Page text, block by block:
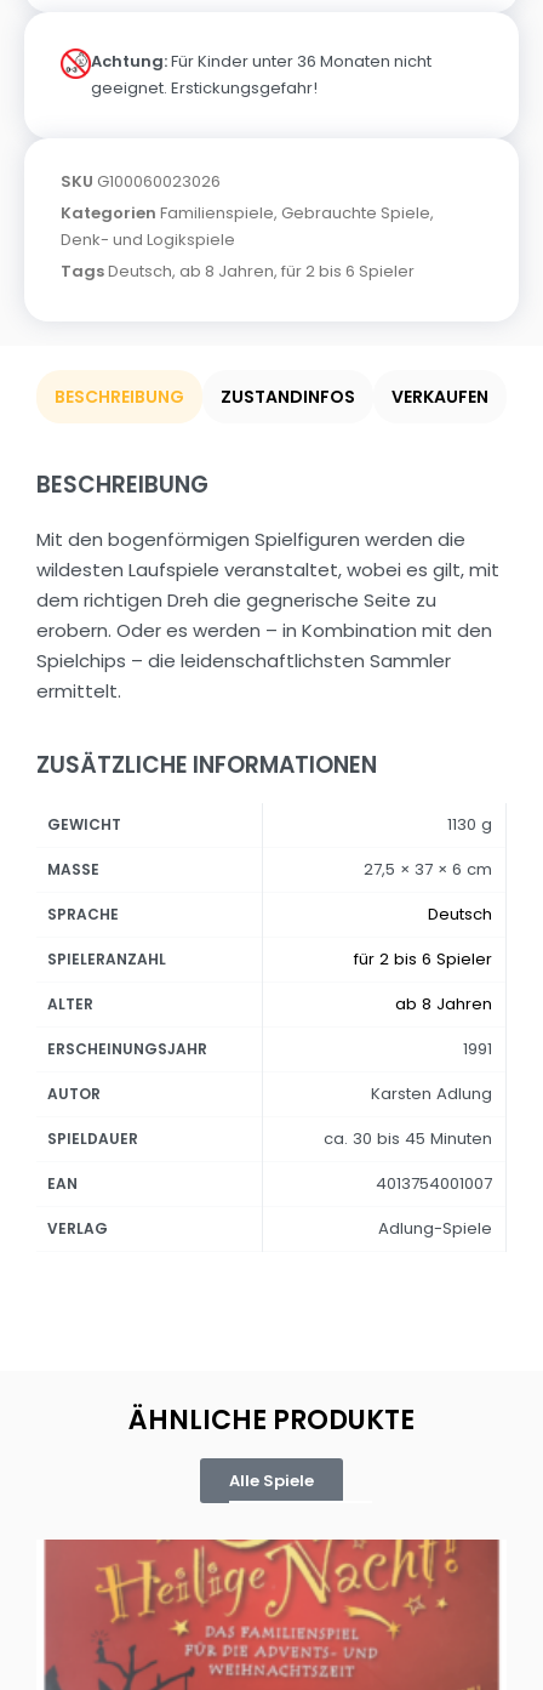
Achtung:Für Kinder unter 36 Monaten nicht
geeignet. Erstickungsgefahr!
SKU G100060023026
Kategorien Familienspiele, Gebrauchte Spiele,
Denk- und Logikspiele
TagsDeutsch, ab 8 Jahren, für 2 bis 6 Spieler
BESCHREIBUNG ZUSTANDINFOS VERKAUFEN
BESCHREIBUNG
Mit den bogenförmigen Spielfiguren werden die
wildesten Laufspiele veranstaltet, wobei es gilt, mit
dem richtigen Dreh die gegnerische Seite zu
erobern. Oder es werden – in Kombination mit den
Spielchips – die leidenschaftlichsten Sammler
ermittelt.
ZUSÄTZLICHE INFORMATIONEN
GEWICHT 1130 g
MASSE 27,5 × 37 × 6 cm
SPRACHE Deutsch
SPIELERANZAHL für 2 bis 6 Spieler
ALTER ab 8 Jahren
ERSCHEINUNGSJAHR 1991
AUTOR Karsten Adlung
SPIELDAUER ca. 30 bis 45 Minuten
EAN 4013754001007
VERLAG Adlung-Spiele
ÄHNLICHE PRODUKTE
Alle Spiele